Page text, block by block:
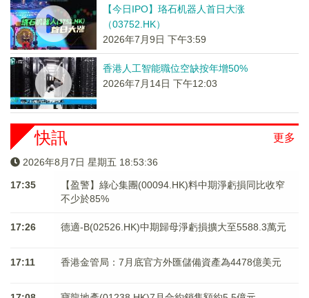
【今日IPO】珞石机器人首日大涨
（03752.HK）
2026年7月9日 下午3:59
香港人工智能職位空缺按年增50%
2026年7月14日 下午12:03
更多
快訊
2026年8月7日 星期五 18:53:37
17:35
【盈警】綠心集團(00094.HK)料中期淨虧損同比收窄
不少於85%
17:26 德適-B(02526.HK)中期歸母淨虧損擴大至5588.3萬元
17:11 香港金管局：7月底官方外匯儲備資產為4478億美元